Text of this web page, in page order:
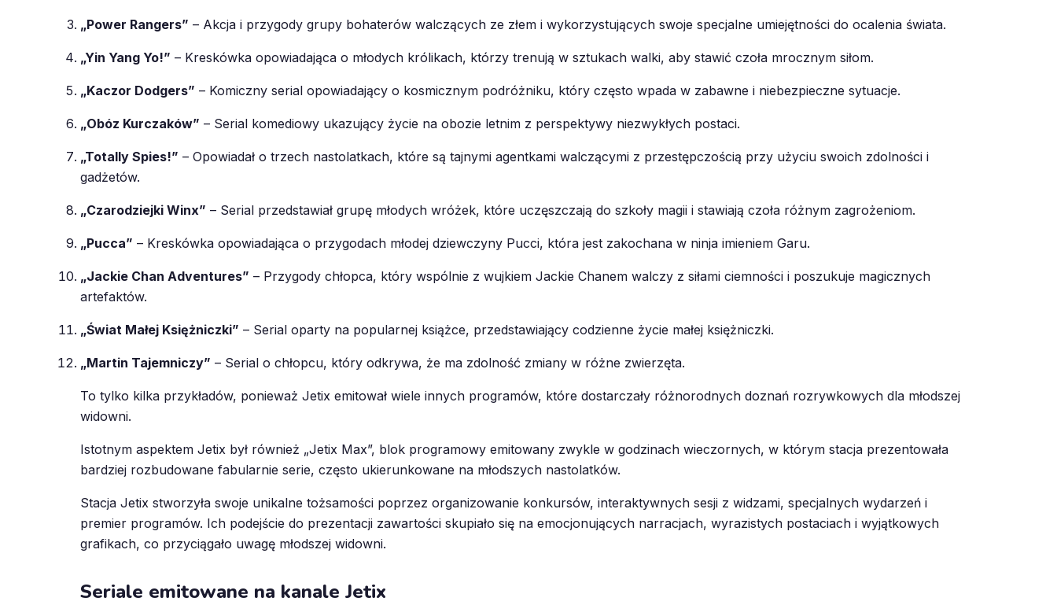
„Power Rangers” – Akcja i przygody grupy bohaterów walczących ze złem i wykorzystujących swoje specjalne umiejętności do ocalenia świata.
„Yin Yang Yo!” – Kreskówka opowiadająca o młodych królikach, którzy trenują w sztukach walki, aby stawić czoła mrocznym siłom.
„Kaczor Dodgers” – Komiczny serial opowiadający o kosmicznym podróżniku, który często wpada w zabawne i niebezpieczne sytuacje.
„Obóz Kurczaków” – Serial komediowy ukazujący życie na obozie letnim z perspektywy niezwykłych postaci.
„Totally Spies!” – Opowiadał o trzech nastolatkach, które są tajnymi agentkami walczącymi z przestępczością przy użyciu swoich zdolności i
gadżetów.
„Czarodziejki Winx” – Serial przedstawiał grupę młodych wróżek, które uczęszczają do szkoły magii i stawiają czoła różnym zagrożeniom.
„Pucca” – Kreskówka opowiadająca o przygodach młodej dziewczyny Pucci, która jest zakochana w ninja imieniem Garu.
„Jackie Chan Adventures” – Przygody chłopca, który wspólnie z wujkiem Jackie Chanem walczy z siłami ciemności i poszukuje magicznych
artefaktów.
„Świat Małej Księżniczki” – Serial oparty na popularnej książce, przedstawiający codzienne życie małej księżniczki.
„Martin Tajemniczy” – Serial o chłopcu, który odkrywa, że ma zdolność zmiany w różne zwierzęta.
To tylko kilka przykładów, ponieważ Jetix emitował wiele innych programów, które dostarczały różnorodnych doznań rozrywkowych dla młodszej
widowni.
Istotnym aspektem Jetix był również „Jetix Max”, blok programowy emitowany zwykle w godzinach wieczornych, w którym stacja prezentowała
bardziej rozbudowane fabularnie serie, często ukierunkowane na młodszych nastolatków.
Stacja Jetix stworzyła swoje unikalne tożsamości poprzez organizowanie konkursów, interaktywnych sesji z widzami, specjalnych wydarzeń i
premier programów. Ich podejście do prezentacji zawartości skupiało się na emocjonujących narracjach, wyrazistych postaciach i wyjątkowych
grafikach, co przyciągało uwagę młodszej widowni.
Seriale emitowane na kanale Jetix